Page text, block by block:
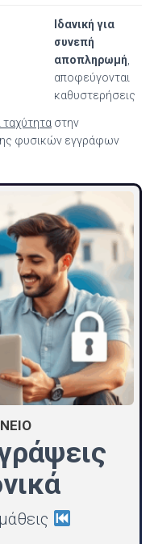
Ιδανική για
συνεπή
αποπληρωμή
αποφεύγονται
καθυστερήσεις
ταχύτητα στην
φυσικών εγγράφων